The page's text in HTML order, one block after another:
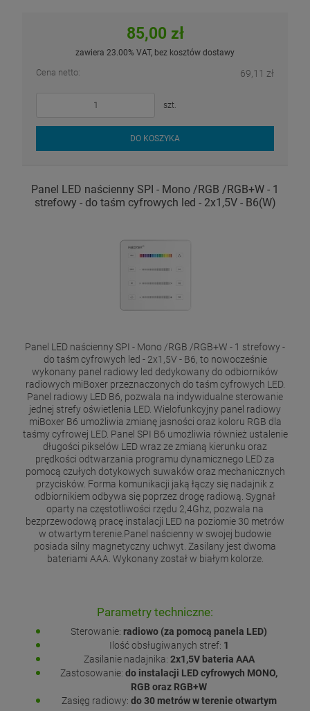
85,00 zł
zawiera 23.00% VAT, bez kosztów dostawy
Cena netto: 69,11 zł
szt.
DO KOSZYKA
Panel LED naścienny SPI - Mono /RGB /RGB+W - 1
strefowy - do taśm cyfrowych led - 2x1,5V - B6(W)
Panel LED naścienny SPI - Mono /RGB /RGB+W - 1 strefowy -
do taśm cyfrowych led - 2x1,5V - B6, to nowocześnie
wykonany panel radiowy led dedykowany do odbiorników
radiowych miBoxer przeznaczonych do taśm cyfrowych LED.
Panel radiowy LED B6, pozwala na indywidualne sterowanie
jednej strefy oświetlenia LED. Wielofunkcyjny panel radiowy
miBoxer B6 umożliwia zmianę jasności oraz koloru RGB dla
taśmy cyfrowej LED. Panel SPI B6 umożliwia również ustalenie
długości pikselów LED wraz ze zmianą kierunku oraz
prędkości odtwarzania programu dynamicznego LED za
pomocą czułych dotykowych suwaków oraz mechanicznych
przycisków. Forma komunikacji jaką łączy się nadajnik z
odbiornikiem odbywa się poprzez drogę radiową. Sygnał
oparty na częstotliwości rzędu 2,4Ghz, pozwala na
bezprzewodową pracę instalacji LED na poziomie 30 metrów
w otwartym terenie.Panel naścienny w swojej budowie
posiada silny magnetyczny uchwyt. Zasilany jest dwoma
bateriami AAA. Wykonany został w białym kolorze.
Parametry techniczne:
Sterowanie: radiowo (za pomocą panela LED)
Ilość obsługiwanych stref: 1
Zasilanie nadajnika: 2x1,5V bateria AAA
Zastosowanie: do instalacji LED cyfrowych MONO,
RGB oraz RGB+W
Zasięg radiowy: do 30 metrów w terenie otwartym